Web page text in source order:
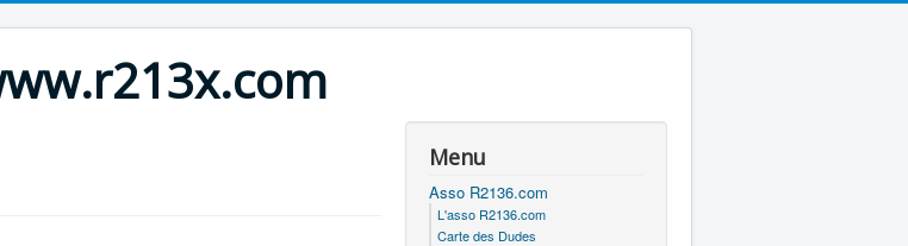
Menu
Asso R2136.com
L'asso R2136.com
Carte des Dudes